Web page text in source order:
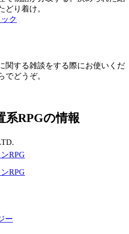
どり着け。
ク
関する雑談をする際にお使いくだ
でどうぞ。
系RPGの情報
RPG
RPG
ー